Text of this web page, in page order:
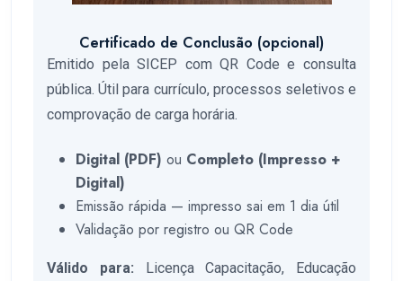
Certificado de Conclusão (opcional)
Emitido pela SICEP com QR Code e consulta
pública. Útil para currículo, processos seletivos e
comprovação de carga horária.
Digital (PDF) ou Completo (Impresso +
Digital)
Emissão rápida — impresso sai em 1 dia útil
Validação por registro ou QR Code
Válido para: Licença Capacitação, Educação